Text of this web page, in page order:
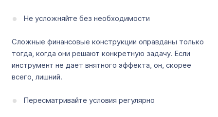
Не усложняйте без необходимости
Сложные финансовые конструкции оправданы только
тогда, когда они решают конкретную задачу. Если
инструмент не дает внятного эффекта, он, скорее
всего, лишний.
Пересматривайте условия регулярно